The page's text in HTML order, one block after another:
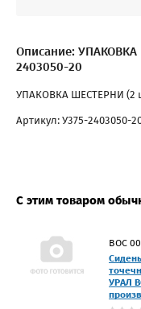
Описание:
2403050-20
УПАКОВКА ШЕСТЕРНИ (2
Артикул: У375-2403050-
С этим товаром
ВОС
УРАЛ